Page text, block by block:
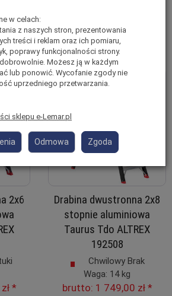
Do koszyka
2x6
*
Drabina dwustronna 2x8
stopnie aluminiowa
Taurus Tdo ALTREX
192508
Chwilowy Brak
Waga: 14 kg
brutto: 1 749,00 zł*
w celach:
z naszych stron, prezentowania
treści i reklam oraz ich pomiaru,
poprawy funkcjonalności strony.
Możesz ją w każdym
lub ponowić. Wycofanie zgody nie
uprzedniego przetwarzania.
sklepu e-Lemar.pl
Odmowa Zgoda